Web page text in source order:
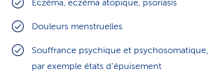
Eczéma, eczéma atopique, psoriasis
Douleurs menstruelles
Souffrance psychique et psychosomatique,
par exemple états d’épuisement